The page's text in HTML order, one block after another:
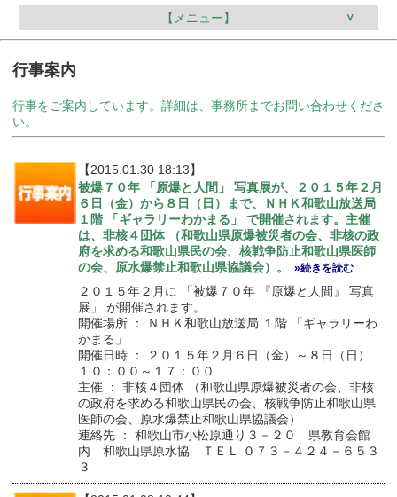
【メニュー】
行事案内
行事をご案内しています。詳細は、事務所までお問い合わせくださ
い。
【2015.01.30 18:13】
被爆７０年 「原爆と人間」 写真展が、２０１５年２月
６日（金）から８日（日）まで、ＮＨＫ和歌山放送局
１階 「ギャラリーわかまる」 で開催されます。主催
は、非核４団体 （和歌山県原爆被災者の会、非核の政
府を求める和歌山県民の会、核戦争防止和歌山県医師
の会、原水爆禁止和歌山県協議会）。
»続きを読む
２０１５年２月に 「被爆７０年 『原爆と人間』 写真
展」 が開催されます。
開催場所 ： ＮＨＫ和歌山放送局 １階 「ギャラリーわ
かまる」
開催日時 ： ２０１５年２月６日（金）～８日（日）
１０：００～１７：００
主催 ： 非核４団体 （和歌山県原爆被災者の会、非核
の政府を求める和歌山県民の会、核戦争防止和歌山県
医師の会、原水爆禁止和歌山県協議会）
連絡先 ： 和歌山市小松原通り３－２０ 県教育会館
内 和歌山県原水協 ＴＥＬ ０７３－４２４－６５３
３